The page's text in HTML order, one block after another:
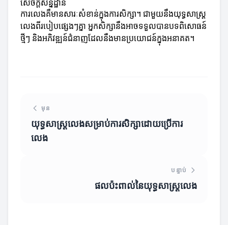
សេចក្តីសន្និដ្ឋាន
ការលេងគឺមានសារៈសំខាន់ក្នុងការសិក្សា។ ជាមួយនឹងយុទ្ធសាស្ត្រ
លេងពីរបៀបផ្សេងៗគ្នា អ្នកសិក្សានឹងអាចទទួលបានបទពិសោធន៍
ថ្មីៗ និងអភិវឌ្ឍន៍ជំនាញដែលនឹងមានប្រយោជន៍ក្នុងអនាគត។
មុន
យុទ្ធសាស្ត្រលេងសម្រាប់ការសិក្សាដោយប្រើការ
លេង
បន្ទាប់
ផលប៉ះពាល់នៃយុទ្ធសាស្ត្រលេង